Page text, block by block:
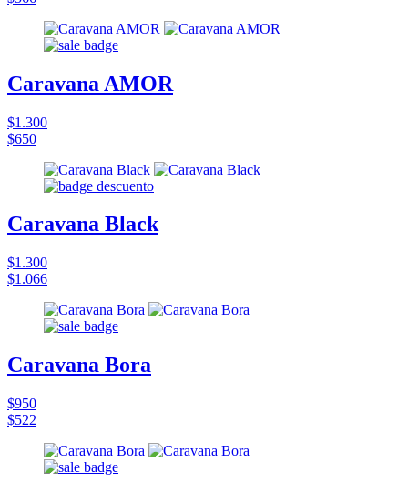
Caravana AMOR
$1.300
$650
Caravana Black
$1.300
$1.066
Caravana Bora
$950
$522